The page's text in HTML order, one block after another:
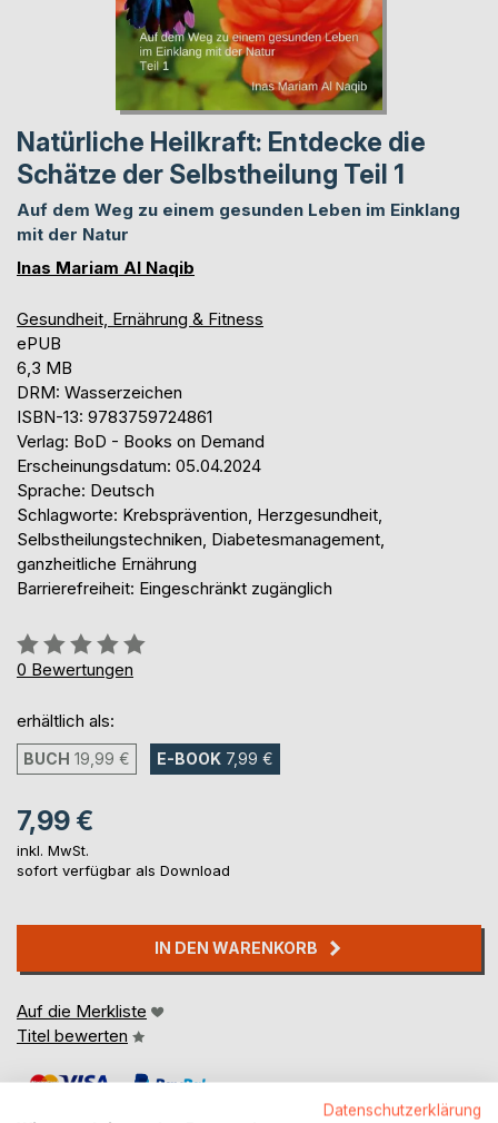
Natürliche Heilkraft: Entdecke die
Schätze der Selbstheilung Teil 1
Auf dem Weg zu einem gesunden Leben im Einklang
mit der Natur
Inas Mariam Al Naqib
Gesundheit, Ernährung & Fitness
ePUB
6,3 MB
DRM: Wasserzeichen
ISBN-13: 9783759724861
Verlag: BoD - Books on Demand
Erscheinungsdatum: 05.04.2024
Sprache: Deutsch
Schlagworte: Krebsprävention, Herzgesundheit,
Selbstheilungstechniken, Diabetesmanagement,
ganzheitliche Ernährung
Barrierefreiheit: Eingeschränkt zugänglich
Bewertung::
0%
0 Bewertungen
erhältlich als:
BUCH 19,99 € E-BOOK 7,99 €
7,99 €
inkl. MwSt.
sofort verfügbar als Download
IN DEN WARENKORB
Auf die Merkliste
Titel bewerten
Datenschutzerklärung